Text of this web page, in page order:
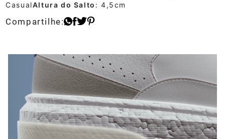
CasualAltura do Salto : 4,5cm